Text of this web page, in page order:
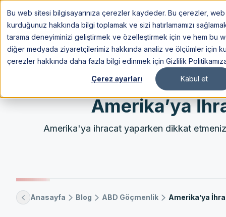
Bu web sitesi bilgisayarınıza çerezler kaydeder. Bu çerezler, web
kurduğunuz hakkında bilgi toplamak ve sizi hatırlamamızı
tarama deneyiminizi geliştirmek ve özelleştirmek için ve hem bu
diğer medyada ziyaretçilerimiz hakkında analiz ve ölçümler için
çerezler hakkında daha fazla bilgi edinmek için Gizlilik
Çerez ayarları Kabul et
Amerika’ya
Amerika'ya ihracat yaparken dikkat
Anasayfa Blog ABD Göçmenlik Amerika’ya